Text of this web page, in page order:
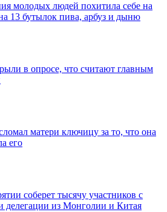
молодых людей похитила себе на
13 бутылок пива, арбуз и дыню
в опросе, что считают главным
матери ключицу за то, что она
его
соберет тысячу участников с
делегации из Монголии и Китая